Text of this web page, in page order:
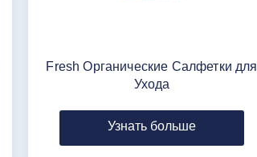
Fresh Органические Салфетки для
Ухода
Узнать больше